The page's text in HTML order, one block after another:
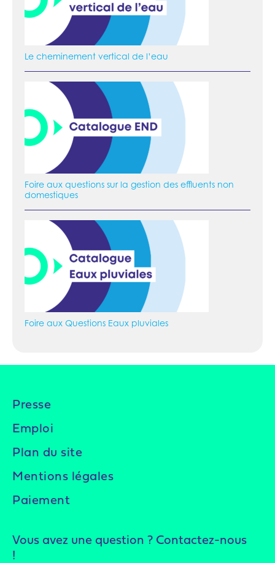
Le cheminement vertical de l’eau
Foire aux questions sur la gestion des effluents non
domestiques
Foire aux Questions Eaux pluviales
Presse
Emploi
Plan du site
Mentions légales
Paiement
Vous avez une question ? Contactez-nous
!